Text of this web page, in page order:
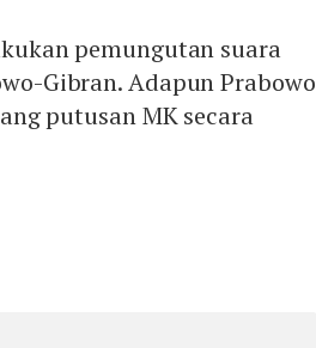
pemungutan suara
Gibran. Adapun Prabowo
putusan MK secara